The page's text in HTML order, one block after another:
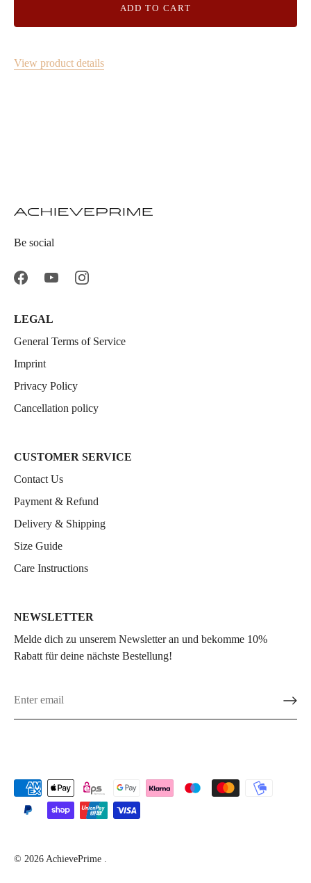
ADD TO CART
View product details
Be social
LEGAL
General Terms of Service
Imprint
Privacy Policy
Cancellation policy
CUSTOMER SERVICE
Contact Us
Payment & Refund
Delivery & Shipping
Size Guide
Care Instructions
NEWSLETTER
Melde dich zu unserem Newsletter an und bekomme 10%
Rabatt für deine nächste Bestellung!
© 2026 AchievePrime .